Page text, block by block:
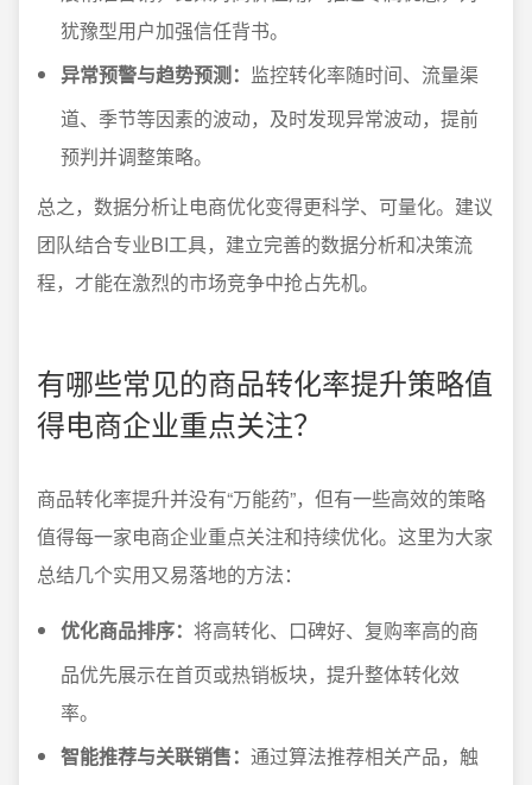
犹豫型用户加强信任背书。
异常预警与趋势预测： 监控转化率随时间、流量渠
道、季节等因素的波动，及时发现异常波动，提前
预判并调整策略。
总之，数据分析让电商优化变得更科学、可量化。建议
团队结合专业BI工具，建立完善的数据分析和决策流
程，才能在激烈的市场竞争中抢占先机。
有哪些常见的商品转化率提升策略值
得电商企业重点关注？
商品转化率提升并没有“万能药”，但有一些高效的策略
值得每一家电商企业重点关注和持续优化。这里为大家
总结几个实用又易落地的方法：
优化商品排序： 将高转化、口碑好、复购率高的商
品优先展示在首页或热销板块，提升整体转化效
率。
智能推荐与关联销售： 通过算法推荐相关产品，触